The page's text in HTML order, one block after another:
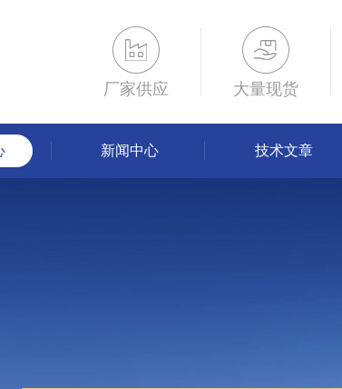
厂家供应 大量现货
新闻中心 技术文章